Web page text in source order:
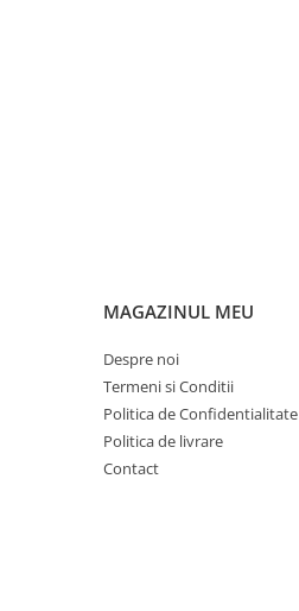
MAGAZINUL MEU
Despre noi
Termeni si Conditii
Politica de Confidentialitate
Politica de livrare
Contact